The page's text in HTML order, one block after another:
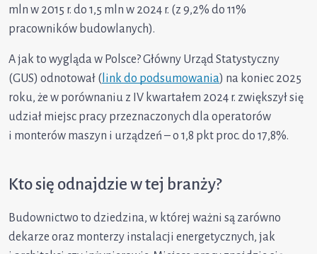
mln w 2015 r. do 1,5 mln w 2024 r. (z 9,2% do 11%
pracowników budowlanych).
A jak to wygląda w Polsce? Główny Urząd Statystyczny
(GUS) odnotował ( link do podsumowania) na koniec 2025
roku, że w porównaniu z IV kwartałem 2024 r. zwiększył się
udział miejsc pracy przeznaczonych dla operatorów
i monterów maszyn i urządzeń – o 1,8 pkt proc. do 17,8%.
Kto się odnajdzie w tej branży?
Budownictwo to dziedzina, w której ważni są zarówno
dekarze oraz monterzy instalacji energetycznych, jak